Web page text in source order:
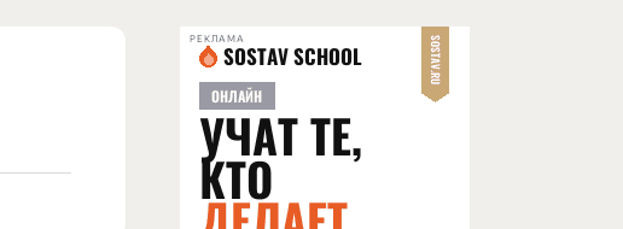
РЕКЛАМА